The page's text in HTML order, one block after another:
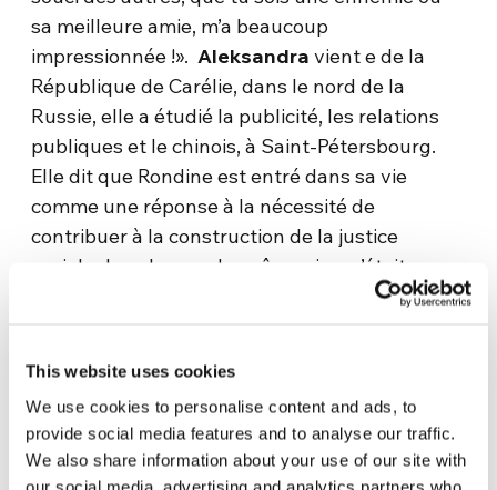
This website uses cookies
We use cookies to personalise content and ads, to
provide social media features and to analyse our traffic.
We also share information about your use of our site with
our social media, advertising and analytics partners who
sa meilleure amie, m’a beaucoup
impressionnée !». Aleksandra vient e de la
République de Carélie, dans le nord de la
Russie, elle a étudié la publicité, les relations
publiques et le chinois, à Saint-Pétersbourg.
Elle dit que Rondine est entré dans sa vie
comme une réponse à la nécessité de
contribuer à la construction de la justice
sociale dans le monde, même si ce n’était pas
un choix facile. « À un moment donné, dit-elle,
entrer en litige. Il est important de trouver
quelqu’un qui puisse te soutenir à un moment
où il semble que le monde va s’effondrer ».